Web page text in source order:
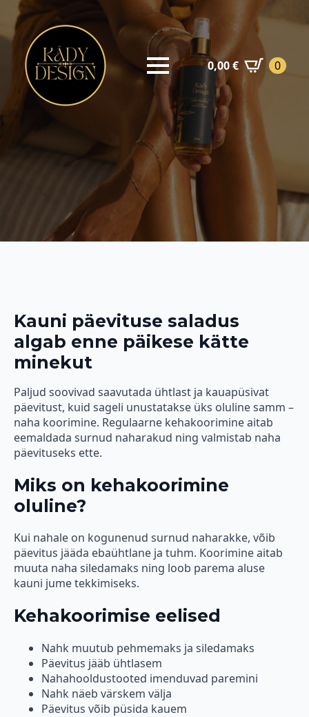
0,00€ 0
Kauni päevituse saladus
algab enne päikese kätte
minekut
Paljud soovivad saavutada ühtlast ja kauapüsivat
päevitust, kuid sageli unustatakse üks oluline samm –
naha koorimine. Regulaarne kehakoorimine aitab
eemaldada surnud naharakud ning valmistab naha
päevituseks ette.
Miks on kehakoorimine
oluline?
Kui nahale on kogunenud surnud naharakke, võib
päevitus jääda ebaühtlane ja tuhm. Koorimine aitab
muuta naha siledamaks ning loob parema aluse
kauni jume tekkimiseks.
Kehakoorimise eelised
Nahk muutub pehmemaks ja siledamaks
Päevitus jääb ühtlasem
Nahahooldustooted imenduvad paremini
Nahk näeb värskem välja
Päevitus võib püsida kauem